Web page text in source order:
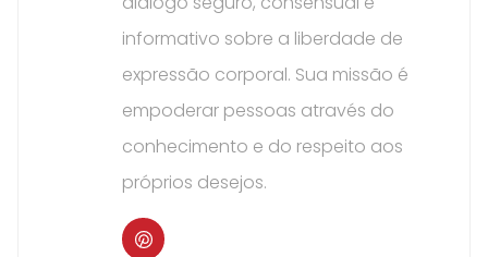
informativo sobre a liberdade de
expressão corporal. Sua missão é
empoderar pessoas através do
conhecimento e do respeito aos
próprios desejos.